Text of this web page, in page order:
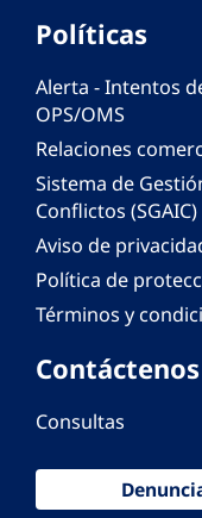
Políticas
Alerta - Intentos
OPS/OMS
Relaciones
Sistema de
Conflictos (SGAIC)
Aviso de
Política de
Términos y
Contáctenos
Consultas